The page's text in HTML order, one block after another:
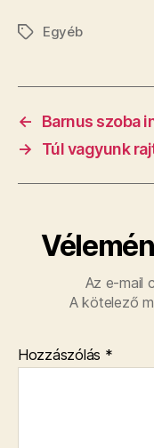
CímkékEgyéb
←
Barnus szoba
→
Túl vagyunk
Az e-mail
A kötelező
Hozzászólás *